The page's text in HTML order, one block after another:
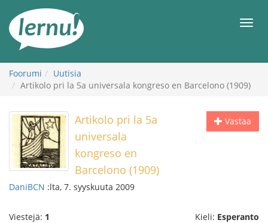
sisältöön
Foorumi
Uutisia
Artikolo pri la 5a universala kongreso en Barcelono (1909)
Vastaa
Artikolo pri la 5a
universala
kongreso en
Barcelono (1909)
DaniBCN :lta, 7. syyskuuta 2009
Viestejä: 1 Kieli: Esperanto